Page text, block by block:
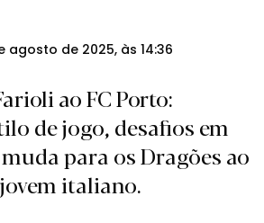
agosto de 2025, às 14:36
ao FC Porto:
de jogo, desafios em
para os Dragões ao
italiano.